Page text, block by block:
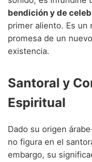
bendición y de
primer aliento. Es un
promesa de un
existencia.
Santoral y
Espiritual
Dado su origen
no figura en el
embargo, su